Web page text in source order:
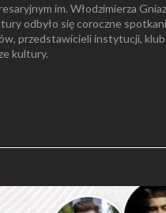
im. Włodzimierza
odbyło się coroczne
przedstawicieli instytucji,
kultury.